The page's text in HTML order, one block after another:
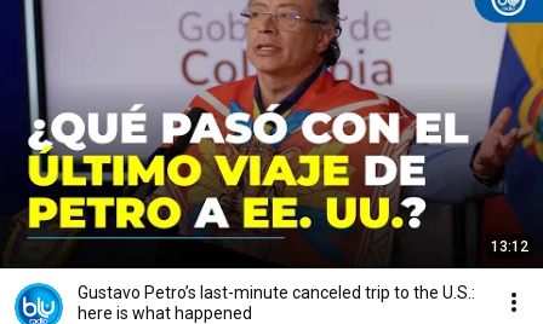
13:12
Gustavo Petro’s last-minute canceled trip to the U.S.:
here is what happened